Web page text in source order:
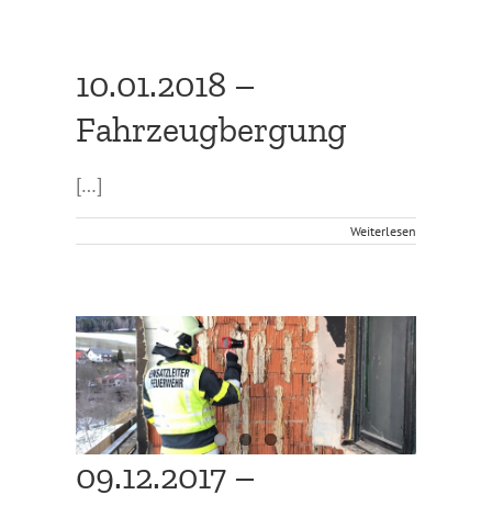
10.01.2018 –
Fahrzeugbergung
[…]
Weiterlesen
09.12.2017 –